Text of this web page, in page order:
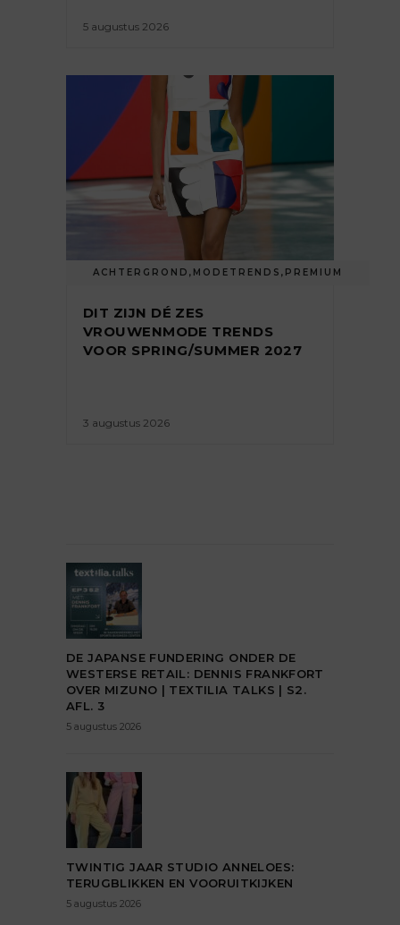
5 augustus 2026
ACHTERGROND , MODETRENDS , PREMIUM
DIT ZIJN DÉ ZES
VROUWENMODE TRENDS
VOOR SPRING/SUMMER 2027
3 augustus 2026
DE JAPANSE FUNDERING ONDER DE
WESTERSE RETAIL: DENNIS FRANKFORT
OVER MIZUNO | TEXTILIA TALKS | S2.
AFL. 3
5 augustus 2026
TWINTIG JAAR STUDIO ANNELOES:
TERUGBLIKKEN EN VOORUITKIJKEN
5 augustus 2026